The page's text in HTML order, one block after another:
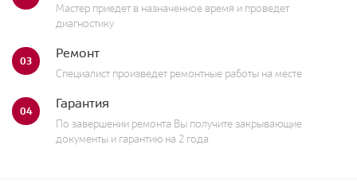
Мастер приедет в назначенное время и проведет
диагностику
03 Ремонт
Специалист произведет ремонтные работы на месте
04 Гарантия
По завершении ремонта Вы получите закрывающие
документы и гарантию на 2 года